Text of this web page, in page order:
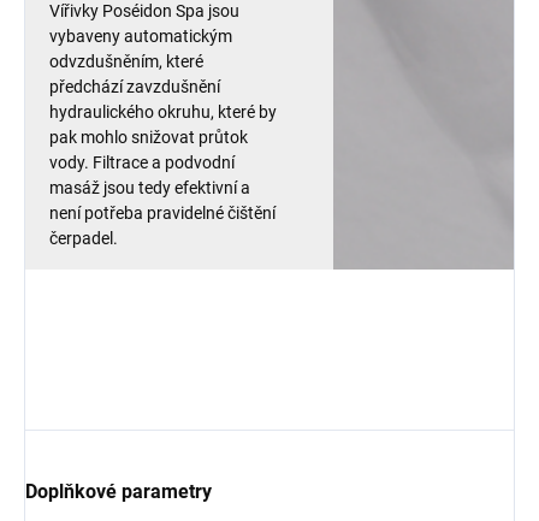
Vířivky Poséidon Spa jsou
vybaveny automatickým
odvzdušněním, které
předchází zavzdušnění
hydraulického okruhu, které by
pak mohlo snižovat průtok
vody. Filtrace a podvodní
masáž jsou tedy efektivní a
není potřeba pravidelné čištění
čerpadel.
Doplňkové parametry